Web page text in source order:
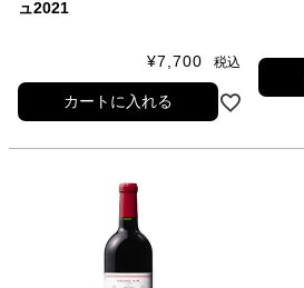
ュ2021
¥7,700 税込
カートに入れる